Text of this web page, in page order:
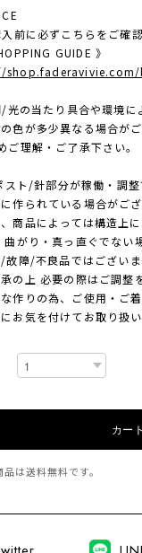
前に必ずこちらをご確認
GUIDE 》
光の当たり具合や環境に
が多少異なる場合がご
解・ご了承下さい。
/針部分が稼働・調整
られている場合がござ
品によっては構造上に
り・真っ直ぐでない
障/不良品ではございま
上 必要の際はご調整を
りの為、ご使用・ご着
気を付けてお取り扱い
カー
品は送料無料です。